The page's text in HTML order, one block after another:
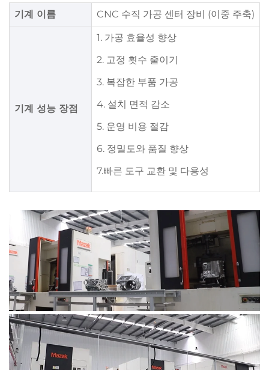
기계 이름 CNC 수직 가공 센터 장비 (이중 주축)
기계 성능 장점
1. 가공 효율성 향상
2. 고정 횟수 줄이기
3. 복잡한 부품 가공
4. 설치 면적 감소
5. 운영 비용 절감
6. 정밀도와 품질 향상
7.빠른 도구 교환 및 다용성